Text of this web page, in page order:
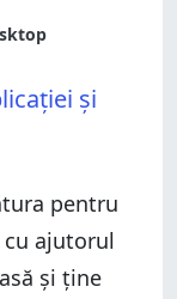
și
pentru
cu ajutorul
și ține